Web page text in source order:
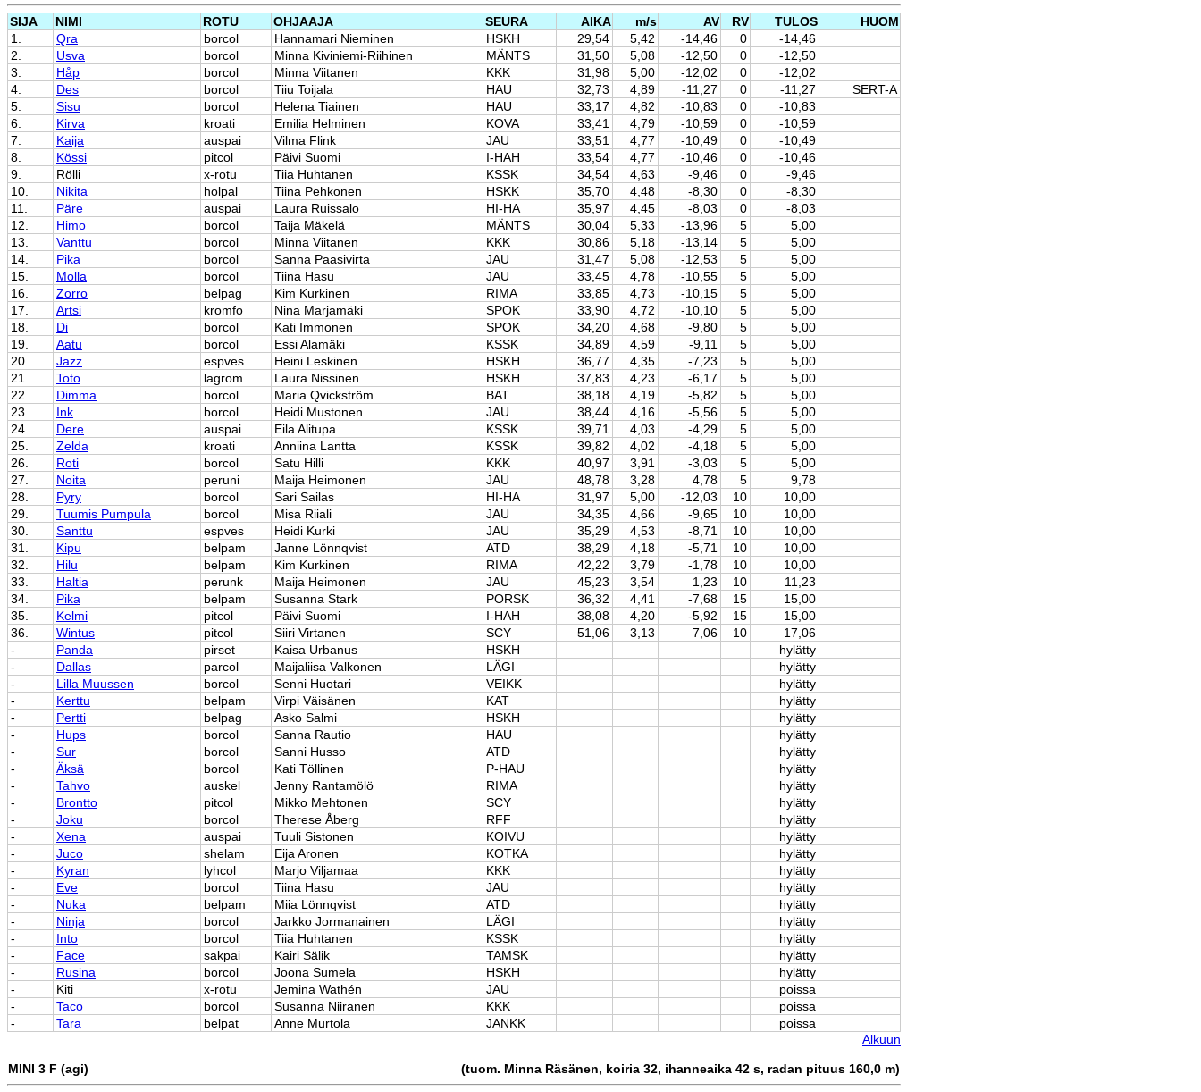
SIJA NIMI ROTU OHJAAJA SEURA AIKA m/s AV RV TULOS
HUOM
1.
Qra borcol Hannamari Nieminen HSKH 29,54 5,42 -14,46 0
-14,46
2.
Usva borcol Minna Kiviniemi-Riihinen MÄNTS 31,50 5,08 -12,50 0
-12,50
3.
Håp borcol Minna Viitanen KKK 31,98 5,00 -12,02 0
-12,02
4.
Des borcol Tiiu Toijala HAU 32,73 4,89 -11,27 0 -11,27
SERT-A
5.
Sisu borcol Helena Tiainen HAU 33,17 4,82 -10,83 0
-10,83
6.
Kirva kroati Emilia Helminen KOVA 33,41 4,79 -10,59 0
-10,59
7.
Kaija auspai Vilma Flink JAU 33,51 4,77 -10,49 0
-10,49
8.
Kössi pitcol Päivi Suomi I-HAH 33,54 4,77 -10,46 0
-10,46
9.
Rölli x-rotu Tiia Huhtanen KSSK 34,54 4,63 -9,46 0
-9,46
10.
Nikita holpal Tiina Pehkonen HSKK 35,70 4,48 -8,30 0
-8,30
11.
Päre auspai Laura Ruissalo HI-HA 35,97 4,45 -8,03 0
-8,03
12.
Himo borcol Taija Mäkelä MÄNTS 30,04 5,33 -13,96 5
5,00
13.
Vanttu borcol Minna Viitanen KKK 30,86 5,18 -13,14 5
5,00
14.
Pika borcol Sanna Paasivirta JAU 31,47 5,08 -12,53 5
5,00
15.
Molla borcol Tiina Hasu JAU 33,45 4,78 -10,55 5
5,00
16.
Zorro belpag Kim Kurkinen RIMA 33,85 4,73 -10,15 5
5,00
17.
Artsi kromfo Nina Marjamäki SPOK 33,90 4,72 -10,10 5
5,00
18.
Di borcol Kati Immonen SPOK 34,20 4,68 -9,80 5
5,00
19.
Aatu borcol Essi Alamäki KSSK 34,89 4,59 -9,11 5
5,00
20.
Jazz espves Heini Leskinen HSKH 36,77 4,35 -7,23 5
5,00
21.
Toto lagrom Laura Nissinen HSKH 37,83 4,23 -6,17 5
5,00
22.
Dimma borcol Maria Qvickström BAT 38,18 4,19 -5,82 5
5,00
23.
Ink borcol Heidi Mustonen JAU 38,44 4,16 -5,56 5
5,00
24.
Dere auspai Eila Alitupa KSSK 39,71 4,03 -4,29 5
5,00
25.
Zelda kroati Anniina Lantta KSSK 39,82 4,02 -4,18 5
5,00
26.
Roti borcol Satu Hilli KKK 40,97 3,91 -3,03 5
5,00
27.
Noita peruni Maija Heimonen JAU 48,78 3,28 4,78 5
9,78
28.
Pyry borcol Sari Sailas HI-HA 31,97 5,00 -12,03 10
10,00
29.
Tuumis Pumpula borcol Misa Riiali JAU 34,35 4,66 -9,65 10
10,00
30.
Santtu espves Heidi Kurki JAU 35,29 4,53 -8,71 10
10,00
31.
Kipu belpam Janne Lönnqvist ATD 38,29 4,18 -5,71 10
10,00
32.
Hilu belpam Kim Kurkinen RIMA 42,22 3,79 -1,78 10
10,00
33.
Haltia perunk Maija Heimonen JAU 45,23 3,54 1,23 10
11,23
34.
Pika belpam Susanna Stark PORSK 36,32 4,41 -7,68 15
15,00
35.
Kelmi pitcol Päivi Suomi I-HAH 38,08 4,20 -5,92 15
15,00
36.
Wintus pitcol Siiri Virtanen SCY 51,06 3,13 7,06 10
17,06
-
Panda pirset Kaisa Urbanus HSKH
hylätty
-
Dallas parcol Maijaliisa Valkonen LÄGI
hylätty
-
Lilla Muussen borcol Senni Huotari VEIKK
hylätty
-
Kerttu belpam Virpi Väisänen KAT
hylätty
-
Pertti belpag Asko Salmi HSKH
hylätty
-
Hups borcol Sanna Rautio HAU
hylätty
-
Sur borcol Sanni Husso ATD
hylätty
-
Äksä borcol Kati Töllinen P-HAU
hylätty
-
Tahvo auskel Jenny Rantamölö RIMA
hylätty
-
Brontto pitcol Mikko Mehtonen SCY
hylätty
-
Joku borcol Therese Åberg RFF
hylätty
-
Xena auspai Tuuli Sistonen KOIVU
hylätty
-
Juco shelam Eija Aronen KOTKA
hylätty
-
Kyran lyhcol Marjo Viljamaa KKK
hylätty
-
Eve borcol Tiina Hasu JAU
hylätty
-
Nuka belpam Miia Lönnqvist ATD
hylätty
-
Ninja borcol Jarkko Jormanainen LÄGI
hylätty
-
Into borcol Tiia Huhtanen KSSK
hylätty
-
Face sakpai Kairi Sälik TAMSK
hylätty
-
Rusina borcol Joona Sumela HSKH
hylätty
-
Kiti x-rotu Jemina Wathén JAU
poissa
-
Taco borcol Susanna Niiranen KKK
poissa
-
Tara belpat Anne Murtola JANKK
poissa
Alkuun
MINI 3 F (agi) (tuom. Minna Räsänen, koiria 32, ihanneaika 42 s, radan pituus 160,0 m)